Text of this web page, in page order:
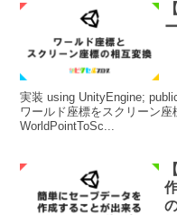
実装 using UnityEngine;
ワールド座標をスクリーン
WorldPointToSc...